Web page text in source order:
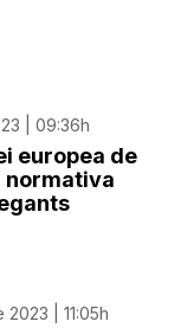
| 09:36h
europea de
normativa
| 11:05h